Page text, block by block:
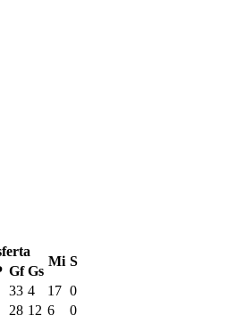
Mi S
Gf Gs
33 4 17 0
28 12 6
0